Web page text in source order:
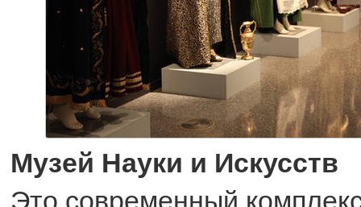
Музей Науки и Искусств
Это современный